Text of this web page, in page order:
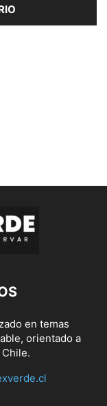
en temas
orientado a